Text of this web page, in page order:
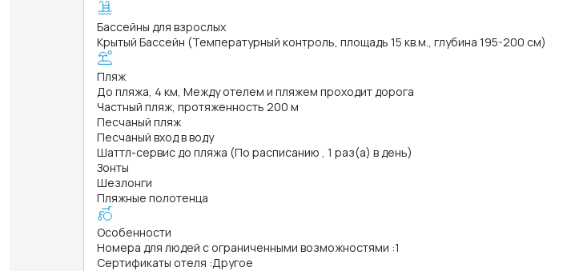
Бассейны для взрослых
Крытый Бассейн (Температурный контроль, площадь 15 кв.м., глубина 195-200 см)
Пляж
До пляжа, 4 км, Между отелем и пляжем проходит дорога
Частный пляж, протяженность 200 м
Песчаный пляж
Песчаный вход в воду
Шаттл-сервис до пляжа (По расписанию , 1 раз(а) в день)
Зонты
Шезлонги
Пляжные полотенца
Особенности
Номера для людей с ограниченными возможностями :1
Сертификаты отеля :Другое